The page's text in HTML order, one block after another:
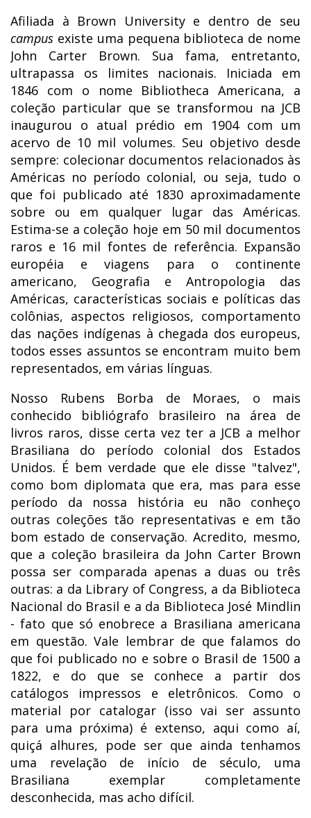
Afiliada à Brown University e dentro de seu
campus existe uma pequena biblioteca de nome
John Carter Brown. Sua fama, entretanto,
ultrapassa os limites nacionais. Iniciada em
1846 com o nome Bibliotheca Americana, a
coleção particular que se transformou na JCB
inaugurou o atual prédio em 1904 com um
acervo de 10 mil volumes. Seu objetivo desde
sempre: colecionar documentos relacionados às
Américas no período colonial, ou seja, tudo o
que foi publicado até 1830 aproximadamente
sobre ou em qualquer lugar das Américas.
Estima-se a coleção hoje em 50 mil documentos
raros e 16 mil fontes de referência. Expansão
européia e viagens para o continente
americano, Geografia e Antropologia das
Américas, características sociais e políticas das
colônias, aspectos religiosos, comportamento
das nações indígenas à chegada dos europeus,
todos esses assuntos se encontram muito bem
representados, em várias línguas.
Nosso Rubens Borba de Moraes, o mais
conhecido bibliógrafo brasileiro na área de
livros raros, disse certa vez ter a JCB a melhor
Brasiliana do período colonial dos Estados
Unidos. É bem verdade que ele disse "talvez",
como bom diplomata que era, mas para esse
período da nossa história eu não conheço
outras coleções tão representativas e em tão
bom estado de conservação. Acredito, mesmo,
que a coleção brasileira da John Carter Brown
possa ser comparada apenas a duas ou três
outras: a da Library of Congress, a da Biblioteca
Nacional do Brasil e a da Biblioteca José Mindlin
- fato que só enobrece a Brasiliana americana
em questão. Vale lembrar de que falamos do
que foi publicado no e sobre o Brasil de 1500 a
1822, e do que se conhece a partir dos
catálogos impressos e eletrônicos. Como o
material por catalogar (isso vai ser assunto
para uma próxima) é extenso, aqui como aí,
quiçá alhures, pode ser que ainda tenhamos
uma revelação de início de século, uma
Brasiliana exemplar completamente
desconhecida, mas acho difícil.